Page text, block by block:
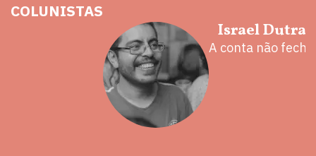
COLUNISTAS
Israel Dutra
A conta não fecha